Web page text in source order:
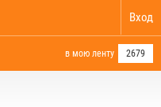
Вход
в мою ленту 2679